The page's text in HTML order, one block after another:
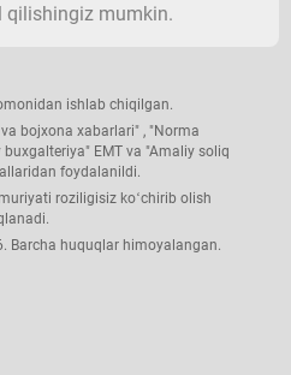
qilishingiz mumkin.
ishlab chiqilgan.
bojхona хabarlari" , "Norma
EMT va "Amaliy soliq
foydalanildi.
roziligisiz koʻchirib olish
Barcha huquqlar himoyalangan.